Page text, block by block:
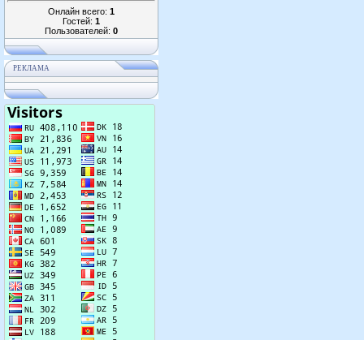
Онлайн всего: 1
Гостей: 1
Пользователей: 0
РЕКЛАМА